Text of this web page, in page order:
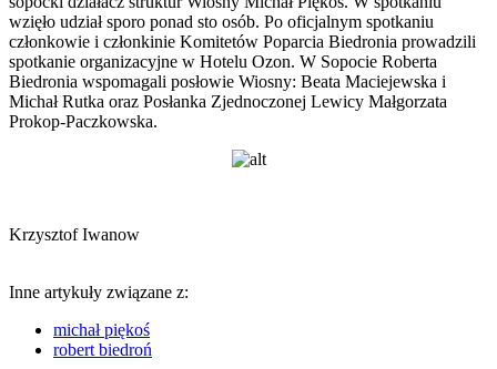
wzięło udział sporo ponad sto osób. Po oficjalnym spotkaniu
członkowie i członkinie Komitetów Poparcia Biedronia prowadzili
spotkanie organizacyjne w Hotelu Ozon. W Sopocie Roberta
Biedronia wspomagali posłowie Wiosny: Beata Maciejewska i
Michał Rutka oraz Posłanka Zjednoczonej Lewicy Małgorzata
Prokop-Paczkowska.
Krzysztof Iwanow
Inne artykuły związane z:
michał piękoś
robert biedroń